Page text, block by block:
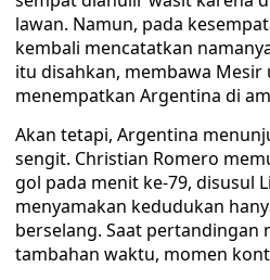
lawan. Namun, pada
kembali mencatatkan
itu disahkan, membawa Mesir
menempatkan Argentina di
Akan tetapi, Argentina
sengit. Christian Romero
gol pada menit ke-79, disusul
menyamakan kedudukan
berselang. Saat pertandingan
tambahan waktu, momen